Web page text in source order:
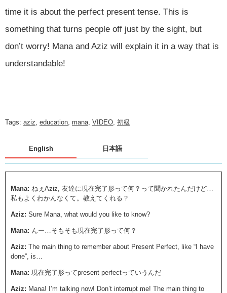
time it is about the perfect present tense. This is
something that turns people off just by the sight, but
don’t worry! Mana and Aziz will explain it in a way that is
understandable!
Tags: aziz, education, mana, VIDEO, 初級
English 日本語
Mana: ねぇAziz, 友達に現在完了形って何？って聞かれたんだけど…
私もよくわかんなくて。教えてくれる？
Aziz: Sure Mana, what would you like to know?
Mana: んー…そもそも現在完了形って何？
Aziz: The main thing to remember about Present Perfect, like “I have
done”, is…
Mana: 現在完了形ってpresent perfectっていうんだ
Aziz: Mana! I’m talking now! Don’t interrupt me! The main thing to